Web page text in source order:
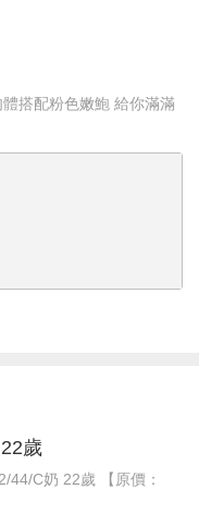
搭配粉色嫩鮑 給你滿滿
歲
44/C奶 22歲 【原價：